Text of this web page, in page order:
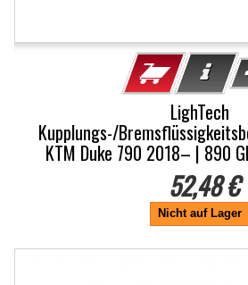
LighTech
Kupplungs-/
KTM Duke 790 2018– | 890
52,48 €
Nicht auf Lager